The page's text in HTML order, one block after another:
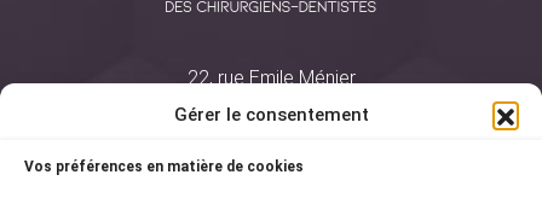
Gérer le consentement
Vos préférences en matière de cookies
22, rue Emile Ménier
75761 Paris Cedex 16
01 44 34 78 80